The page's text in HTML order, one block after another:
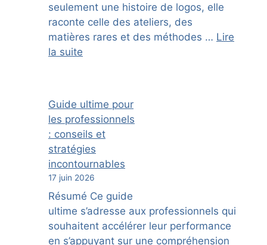
seulement une histoire de logos, elle
raconte celle des ateliers, des
matières rares et des méthodes … Lire
la suite
Guide ultime pour
les professionnels
: conseils et
stratégies
incontournables
17 juin 2026
Résumé Ce guide
ultime s’adresse aux professionnels qui
souhaitent accélérer leur performance
en s’appuyant sur une compréhension